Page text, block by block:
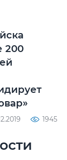
200
1945